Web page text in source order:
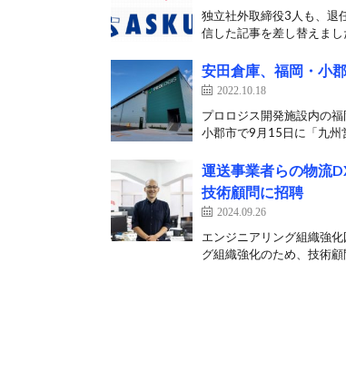
独立社外取締役3人も、退
信した記事を差し替えま
安田倉庫、福岡・小
2022.10.18
プロロジス開発施設内の
小郡市で9月15日に「九
運送事業者らの物流
技術顧問に招聘
2024.09.26
エンジニアリング組織強
グ組織強化のため、技術